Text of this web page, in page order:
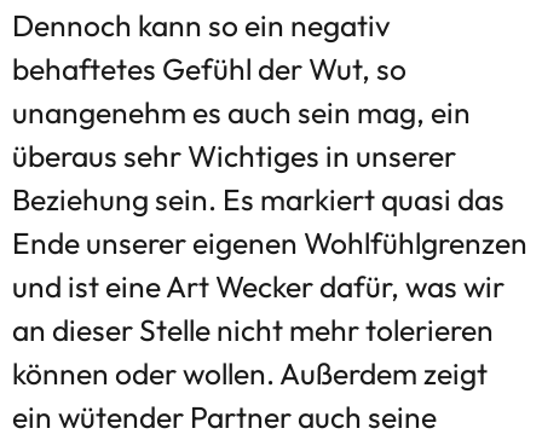
Dennoch kann so ein negativ
behaftetes Gefühl der Wut, so
unangenehm es auch sein mag, ein
überaus sehr Wichtiges in unserer
Beziehung sein. Es markiert quasi das
Ende unserer eigenen Wohlfühlgrenzen
und ist eine Art Wecker dafür, was wir
an dieser Stelle nicht mehr tolerieren
können oder wollen. Außerdem zeigt
ein wütender Partner auch seine